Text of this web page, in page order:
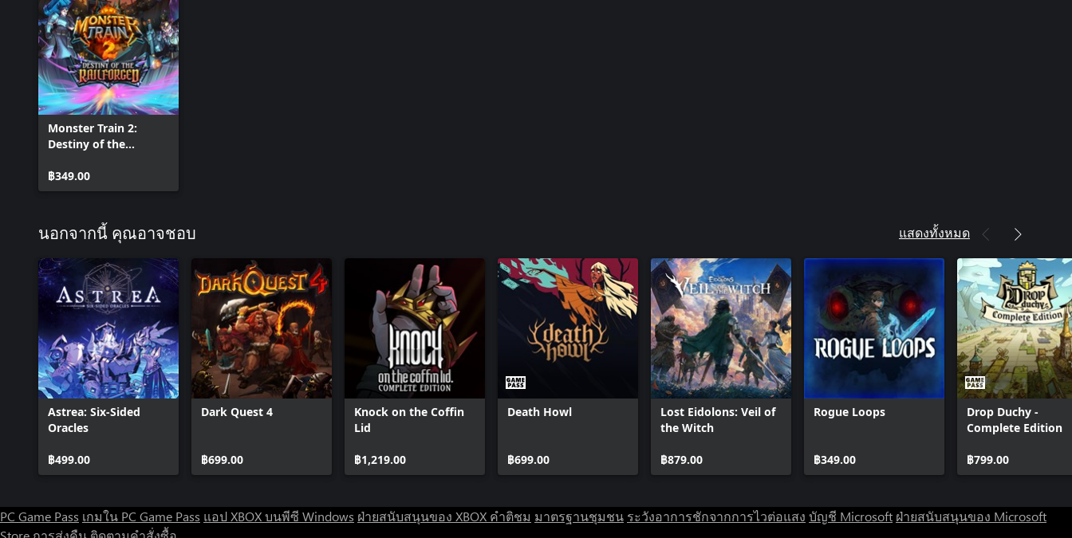
Monster Train 2:
Destiny of the
฿349.00
นอกจากนี้ คุณอาจชอบ แสดงทั้งหมด
Astrea: Six-Sided
Oracles
฿499.00
Dark Quest 4
฿699.00
Knock on the Coffin
Lid
฿1,219.00
Death Howl
฿699.00
Lost Eidolons: Veil of
the Witch
฿879.00
Rogue Loops
฿349.00
Drop Duchy -
Complete Edition
฿799.00
PC Game Pass เกมใน PC Game Pass แอป XBOX บนพีซี Windows ฝ่ายสนับสนุนของ XBOX คำติชม มาตรฐานชุมชน ระวังอาการชักจากการไวต่อแสง บัญชี Microsoft ฝ่ายสนับสนุนของ Microsoft